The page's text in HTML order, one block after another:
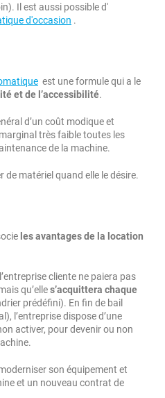
Il est aussi possible d'
d'occasion .
est une formule qui a le
et de l’accessibilité.
d’un coût modique et
très faible toutes les
de la machine.
de matériel quand elle le désire.
les avantages de la location
cliente ne paiera pas
qu’elles’acquittera chaque
prédéfini). En fin de bail
l’entreprise dispose d’une
activer, pour devenir ou non
son équipement et
et un nouveau contrat de